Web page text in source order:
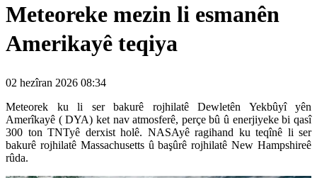
Meteoreke mezin li esmanên
Amerikayê teqiya
02 hezîran 2026 08:34
Meteorek ku li ser bakurê rojhilatê Dewletên Yekbûyî yên
Amerîkayê ( DYA) ket nav atmosferê, perçe bû û enerjiyeke bi qasî
300 ton TNTyê derxist holê. NASAyê ragihand ku teqînê li ser
bakurê rojhilatê Massachusetts û başûrê rojhilatê New Hampshireê
rûda.